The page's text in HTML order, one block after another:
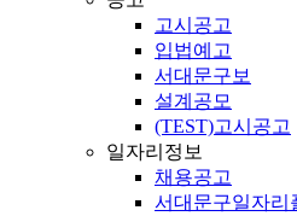
고시공고
입법예고
서대문구보
설계공모
(TEST)고시공고
일자리정보
채용공고
서대문구일자리